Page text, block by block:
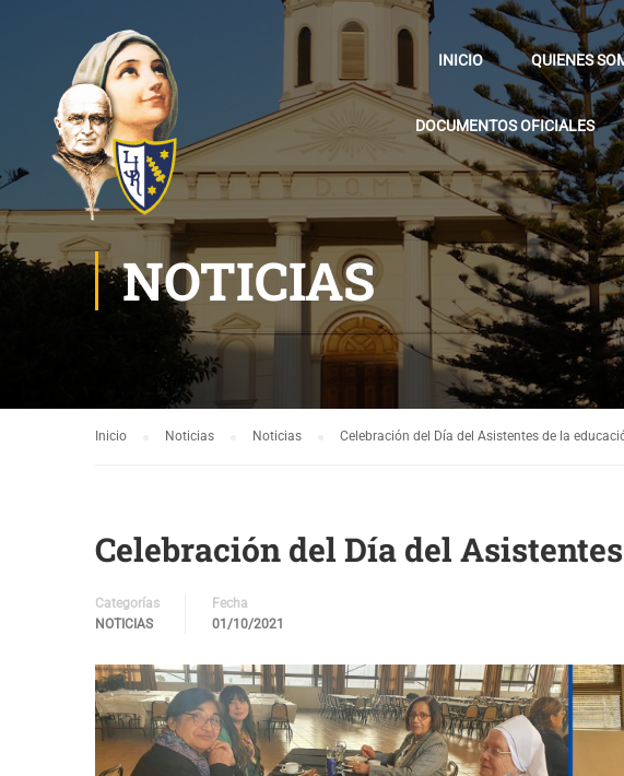
INICIO QUIENES
DOCUMENTOS OFICIALES
NOTICIAS
Inicio Noticias Noticias Celebración del Día del Asistentes de la
Celebración del Día del
Categorías
NOTICIAS
Fecha
01/10/2021